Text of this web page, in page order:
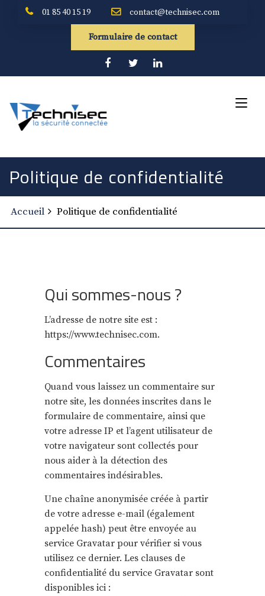
01 85 40 15 19 contact@technisec.com
Formulaire de contact
Politique de confidentialité
Accueil Politique de confidentialité
Qui sommes-nous ?
L’adresse de notre site est :
https://www.technisec.com.
Commentaires
Quand vous laissez un commentaire sur
notre site, les données inscrites dans le
formulaire de commentaire, ainsi que
votre adresse IP et l’agent utilisateur de
votre navigateur sont collectés pour
nous aider à la détection des
commentaires indésirables.
Une chaîne anonymisée créée à partir
de votre adresse e-mail (également
appelée hash) peut être envoyée au
service Gravatar pour vérifier si vous
utilisez ce dernier. Les clauses de
confidentialité du service Gravatar sont
disponibles ici :